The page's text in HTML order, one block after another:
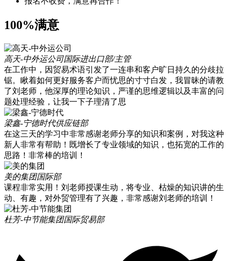
100%满意
高天-中外运公司国际进出口部/主管
在工作中，因贸易术语引发了一连串和客户旷日持久的分歧拉
锯。瞅着如何更好服务客户而忧思的寸寸白发，我冒昧的请教
了刘老师，他深厚的理论知识，严谨的思维逻辑以及丰富的问
题处理经验，让我一下子理清了思
梁鑫-宁德时代供应链部
在这三天的学习中非常感谢老师分享的知识和案例，对我这种
新人非常有帮助！既增长了专业领域的知识，也拓宽的工作的
思路！非常棒的培训！
美的集团国际部
课程非常实用！刘老师授课生动，将专业、枯燥的知识讲的生
动、有趣，对外贸管理有了兴趣，非常感谢刘老师的培训！
杜芳-中节能集团国际贸易部